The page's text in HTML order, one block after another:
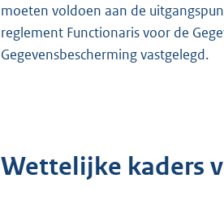
moeten voldoen aan de
reglement Functionaris voor de
Gegevensbescherming vastgelegd.
Wettelijke kaders